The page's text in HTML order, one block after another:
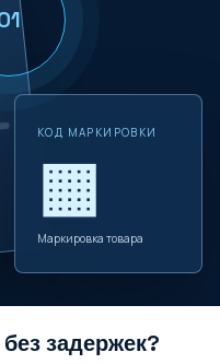
КОД МАРКИРОВКИ
▦
Маркировка товара
задержек?